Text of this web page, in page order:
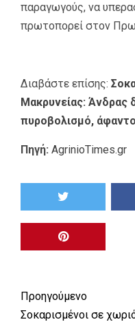
παραγωγούς, να
πρωτοπορεί στον
Διαβάστε επίσης:
Μακρυνείας: Άνδρας
πυροβολισμό,
Πηγή: AgrinioTimes.gr
Προηγούμενο
Σοκαρισμένοι σε